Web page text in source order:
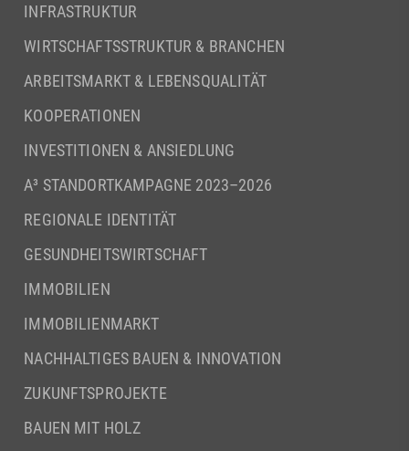
INFRASTRUKTUR
WIRTSCHAFTSSTRUKTUR & BRANCHEN
ARBEITSMARKT & LEBENSQUALITÄT
KOOPERATIONEN
INVESTITIONEN & ANSIEDLUNG
A³ STANDORTKAMPAGNE 2023–2026
REGIONALE IDENTITÄT
GESUNDHEITSWIRTSCHAFT
IMMOBILIEN
IMMOBILIENMARKT
NACHHALTIGES BAUEN & INNOVATION
ZUKUNFTSPROJEKTE
BAUEN MIT HOLZ